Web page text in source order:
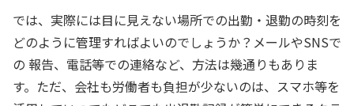
では、実際には目に見えない場所での出勤・退勤の時刻を
どのように管理すればよいのでしょうか？メールやSNSで
の 報告、電話等での連絡など、方法は幾通りもありま
す。ただ、会社も労働者も負担が少ないのは、スマホ等を